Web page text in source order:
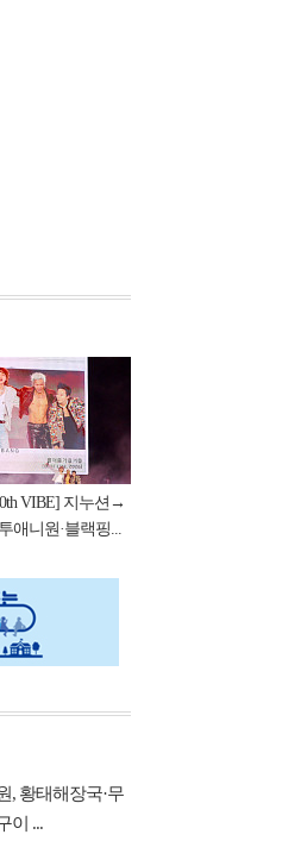
VIBE] 지누션→
애니원·블랙핑...
, 황태해장국·무
이 ...